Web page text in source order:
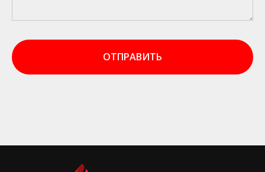
ОТПРАВИТЬ